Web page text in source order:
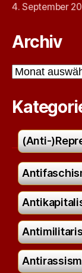
4. September
Archiv
Archiv
(Anti-